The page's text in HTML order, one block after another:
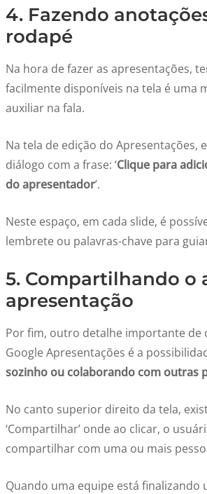
4. Fazendo
rodapé
Na hora de fazer as apresentações,
facilmente disponíveis na tela é uma
auxiliar na fala.
Na tela de edição do Apresentações,
diálogo com a frase: ‘Clique para
do apresentador’.
Neste espaço, em cada slide, é
lembrete ou palavras-chave para
5. Compartilhando o
apresentação
Por fim, outro detalhe importante de
Google Apresentações é a
sozinho ou colaborando com outras
No canto superior direito da tela,
‘Compartilhar’ onde ao clicar, o
compartilhar com uma ou mais
Quando uma equipe está finalizando